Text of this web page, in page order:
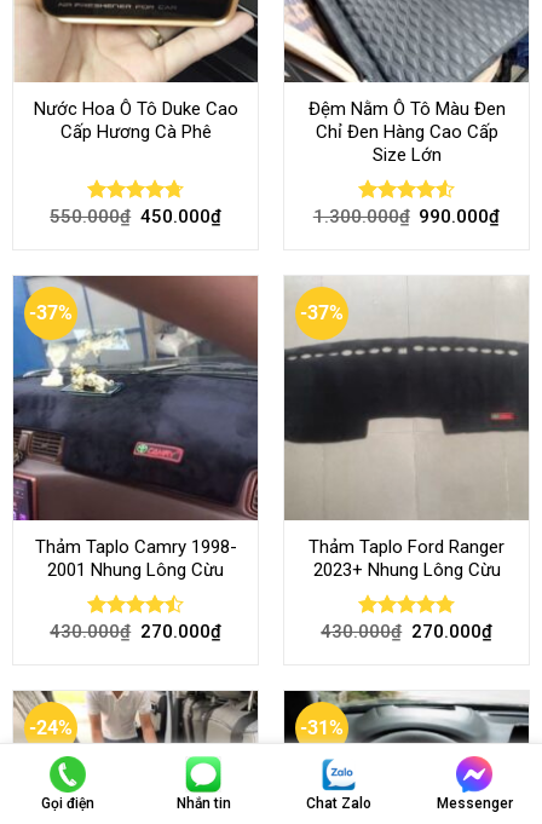
Nước Hoa Ô Tô Duke Cao
Cấp Hương Cà Phê
Rated4.70
550.000₫ 450.000₫
Đệm Nằm Ô Tô Màu Đen
Chỉ Đen Hàng Cao Cấp
Size Lớn
Rated 4.54
1.300.000₫ 990.000₫
-37%
Thảm Taplo Camry 1998-
2001 Nhung Lông Cừu
Rated
430.000₫ 270.000₫
-37%
Thảm Taplo Ford Ranger
2023+ Nhung Lông Cừu
Rated 4.80
430.000₫ 270.000₫
-24% -31%
Gọi điện Nhắn tin Chat Zalo Messenger